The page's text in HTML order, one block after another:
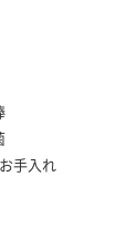
手入れ